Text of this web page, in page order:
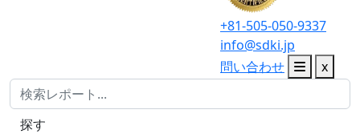
+81-505-050-9337
info@sdki.jp
問い合わせ
x
探す